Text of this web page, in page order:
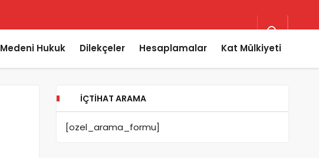
Medeni Hukuk Dilekçeler Hesaplamalar Kat Mülkiyeti
İÇTIHAT ARAMA
[ozel_arama_formu]